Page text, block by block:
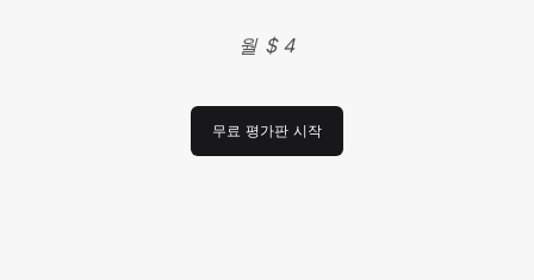
월 $ 4
무료 평가판 시작